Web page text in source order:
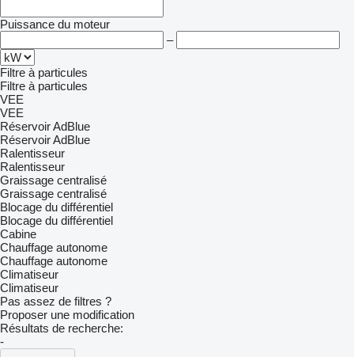
Puissance du moteur
–
Filtre à particules
Filtre à particules
VEE
VEE
Réservoir AdBlue
Réservoir AdBlue
Ralentisseur
Ralentisseur
Graissage centralisé
Graissage centralisé
Blocage du différentiel
Blocage du différentiel
Cabine
Chauffage autonome
Chauffage autonome
Climatiseur
Climatiseur
Pas assez de filtres ?
Proposer une modification
Résultats de recherche:
-